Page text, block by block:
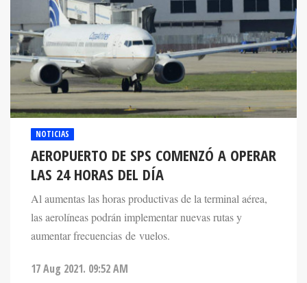
NOTICIAS
AEROPUERTO DE SPS COMENZÓ A OPERAR
LAS 24 HORAS DEL DÍA
Al aumentas las horas productivas de la terminal aérea,
las aerolíneas podrán implementar nuevas rutas y
aumentar frecuencias de vuelos.
17 Aug 2021. 09:52 AM